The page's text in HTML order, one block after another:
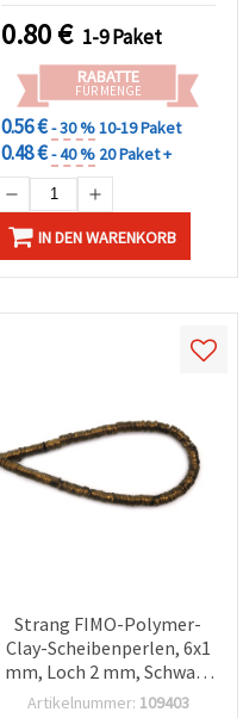
Bastelideen – 20er Pack
0.80€ 1-9 Paket
RABATTE
FÜR MENGE
0.56 €- 30 %10-19 Paket
0.48 €- 40 % 20 Paket +
IN DEN WARENKORB
Strang FIMO-Polymer-
Clay-Scheibenperlen, 6x1
mm, Loch 2 mm, Schwarz
mit goldfarbenem
Artikelnummer: 109403